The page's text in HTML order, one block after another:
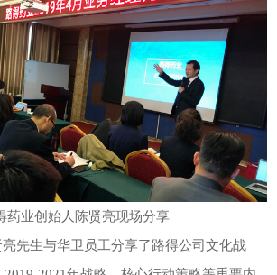
药业创始人陈贤亮现场分享
先生与华卫员工分享了路得公司文化战